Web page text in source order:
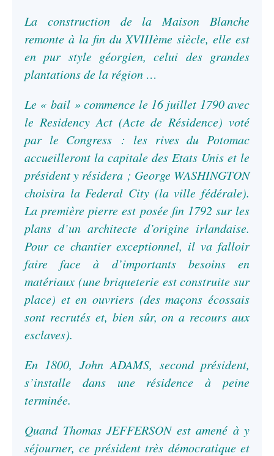
La construction de la Maison Blanche
remonte à la fin du XVIIIème siècle, elle est
en pur style géorgien, celui des grandes
plantations de la région …
Le « bail » commence le 16 juillet 1790 avec
le Residency Act (Acte de Résidence) voté
par le Congress : les rives du Potomac
accueilleront la capitale des Etats Unis et le
président y résidera ; George WASHINGTON
choisira la Federal City (la ville fédérale).
La première pierre est posée fin 1792 sur les
plans d’un architecte d’origine irlandaise.
Pour ce chantier exceptionnel, il va falloir
faire face à d’importants besoins en
matériaux (une briqueterie est construite sur
place) et en ouvriers (des maçons écossais
sont recrutés et, bien sûr, on a recours aux
esclaves).
En 1800, John ADAMS, second président,
s’installe dans une résidence à peine
terminée.
Quand Thomas JEFFERSON est amené à y
séjourner, ce président très démocratique et